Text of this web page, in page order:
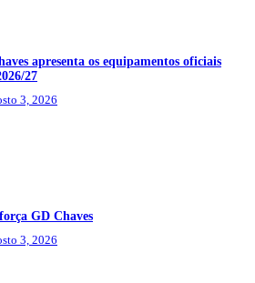
apresenta os equipamentos oficiais
27
3, 2026
GD Chaves
3, 2026